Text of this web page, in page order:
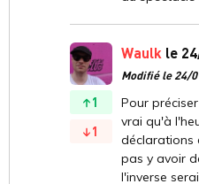
1
1
Waulk le
Modifié le 24/
Pour
vrai qu'à
déclarations
pas y avoir
l'inverse